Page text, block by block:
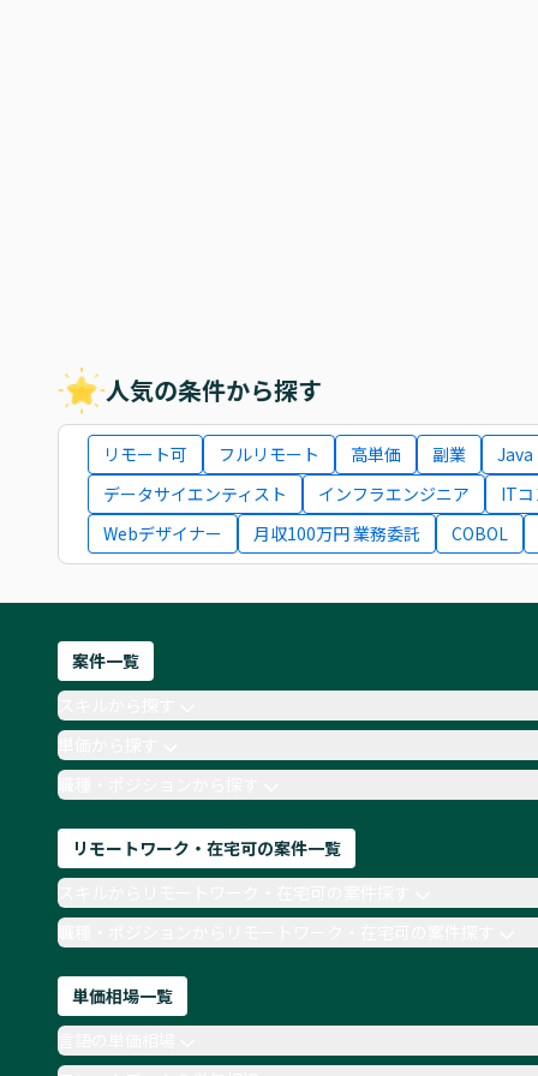
人気の条件から探す
リモート可 フルリモート 高単価 副業
Java
データサイエンティスト
インフラエンジニア
IT
Webデザイナー
月収100万円 業務委託 COBOL
案件一覧
単価から探す
職種・ポジションから探す
リモートワーク・在宅可の案件一覧
職種・ポジションからリモートワーク・在宅可の案件探す
単価相場一覧